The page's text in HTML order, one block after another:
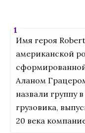
Имя героя
американской
Аланом
назвали группу
грузовика,
20 века